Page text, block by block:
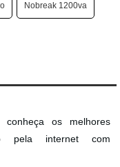
Nobreak 1200va
os melhores
pela internet com